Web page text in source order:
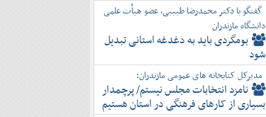
گفتگو با دکتر محمدرضا طبیبی، عضو هیأت علمی
دانشگاه مازندران
بومگردی باید به دغدغه استانی تبدیل
شود
مدیرکل کتابخانه های عمومی مازندران:
نامزد انتخابات مجلس نیستم/ پرچمدار
بسیاری از کارهای فرهنگی در استان هستیم